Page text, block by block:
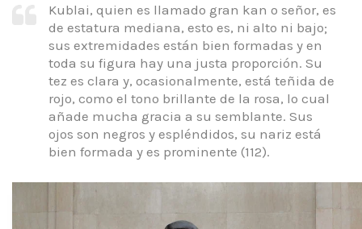
Kublai, quien es llamado gran kan o señor, es
de estatura mediana, esto es, ni alto ni bajo;
sus extremidades están bien formadas y en
toda su figura hay una justa proporción. Su
tez es clara y, ocasionalmente, está teñida de
rojo, como el tono brillante de la rosa, lo cual
añade mucha gracia a su semblante. Sus
ojos son negros y espléndidos, su nariz está
bien formada y es prominente (112).